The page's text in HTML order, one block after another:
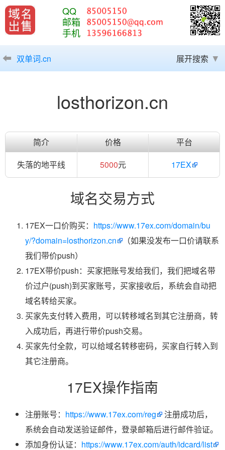
QQ
邮箱
手机
双单词.cn 展开搜索
losthorizon.cn
简介 价格
平台
失落的地平线
5000元 17EX
域名交易方式
17EX一口价购买： https://www.17ex.com/domain/bu
y/?domain=losthorizon.cn
（如果没发布一口价请联系
我们带价push）
17EX带价push：买家把账号发给我们，我们把域名带
价过户(push)到买家账号，买家接收后，系统会自动把
域名转给买家。
买家先支付转入费用，可以转移域名到其它注册商，转
入成功后，再进行带价push交易。
买家先付全款，可以给域名转移密码，买家自行转入到
其它注册商。
17EX操作指南
注册账号： https://www.17ex.com/reg
注册成功后，
系统会自动发送验证邮件，登录邮箱后进行邮件验证。
添加身份认证： https://www.17ex.com/auth/idcard/list